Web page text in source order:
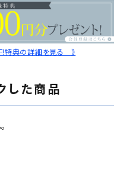
特典の詳細を見る 》
した商品